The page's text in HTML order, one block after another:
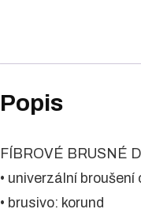
Popis
FÍBROVÉ BRUSNÉ
• univerzální
• brusivo: korund